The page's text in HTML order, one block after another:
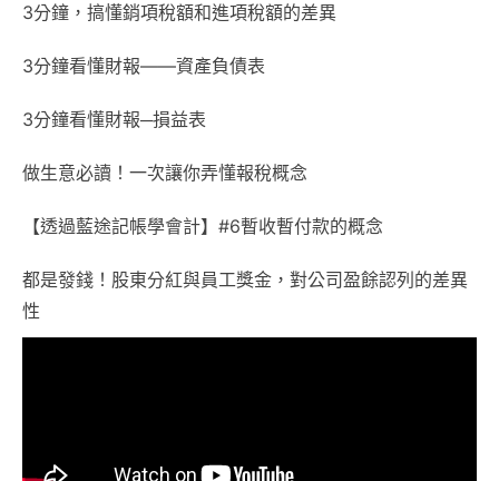
3分鐘，搞懂銷項稅額和進項稅額的差異
3分鐘看懂財報——資產負債表
3分鐘看懂財報─損益表
做生意必讀！一次讓你弄懂報稅概念
【透過藍途記帳學會計】#6暫收暫付款的概念
都是發錢！股東分紅與員工獎金，對公司盈餘認列的差異
性